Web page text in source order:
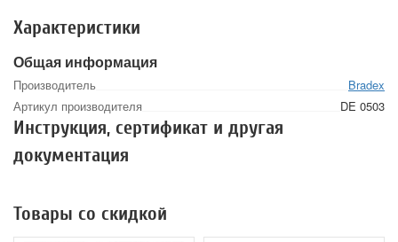
Характеристики
Общая информация
Производитель
Bradex
Артикул производителя
DE 0503
Инструкция, сертификат и другая
документация
Товары со скидкой